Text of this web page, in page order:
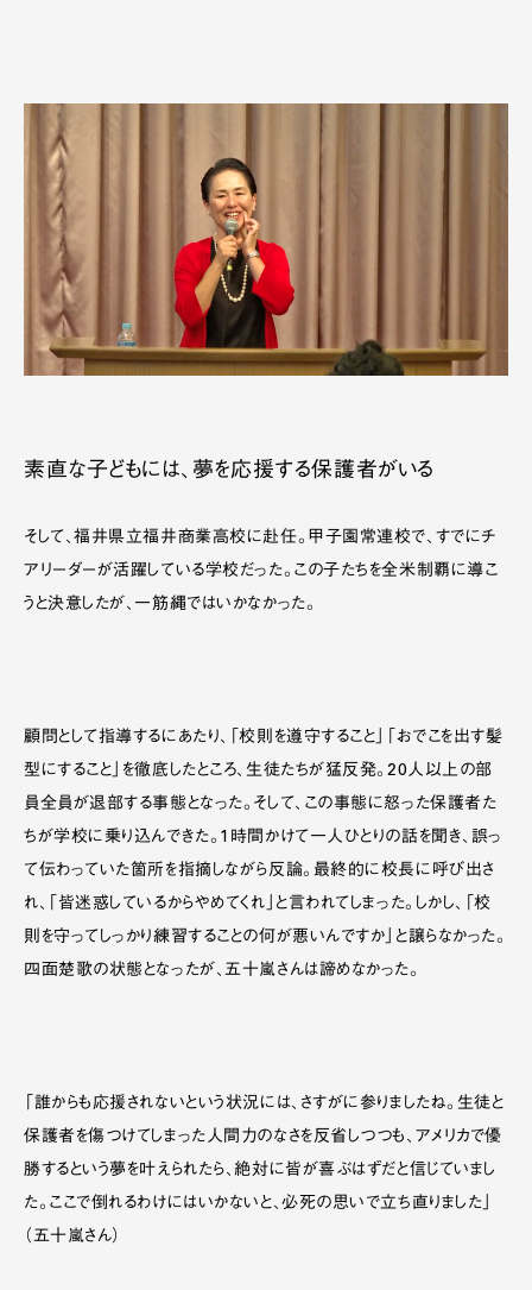
素直な子どもには、夢を応援する保護者がいる
そして、福井県立福井商業高校に赴任。甲子園常連校で、すでにチ
アリーダーが活躍している学校だった。この子たちを全米制覇に導こ
うと決意したが、一筋縄ではいかなかった。
顧問として指導するにあたり、「校則を遵守すること」「おでこを出す髪
型にすること」を徹底したところ、生徒たちが猛反発。20人以上の部
員全員が退部する事態となった。そして、この事態に怒った保護者た
ちが学校に乗り込んできた。1時間かけて一人ひとりの話を聞き、誤っ
て伝わっていた箇所を指摘しながら反論。最終的に校長に呼び出さ
れ、「皆迷惑しているからやめてくれ」と言われてしまった。しかし、「校
則を守ってしっかり練習することの何が悪いんですか」と譲らなかった。
四面楚歌の状態となったが、五十嵐さんは諦めなかった。
「誰からも応援されないという状況には、さすがに参りましたね。生徒と
保護者を傷つけてしまった人間力のなさを反省しつつも、アメリカで優
勝するという夢を叶えられたら、絶対に皆が喜ぶはずだと信じていまし
た。ここで倒れるわけにはいかないと、必死の思いで立ち直りました」
（五十嵐さん）